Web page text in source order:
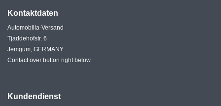
Kontaktdaten
Automobilia-Versand
Tjaddehofstr. 6
Jemgum, GERMANY
Contact over button right below
Kundendienst